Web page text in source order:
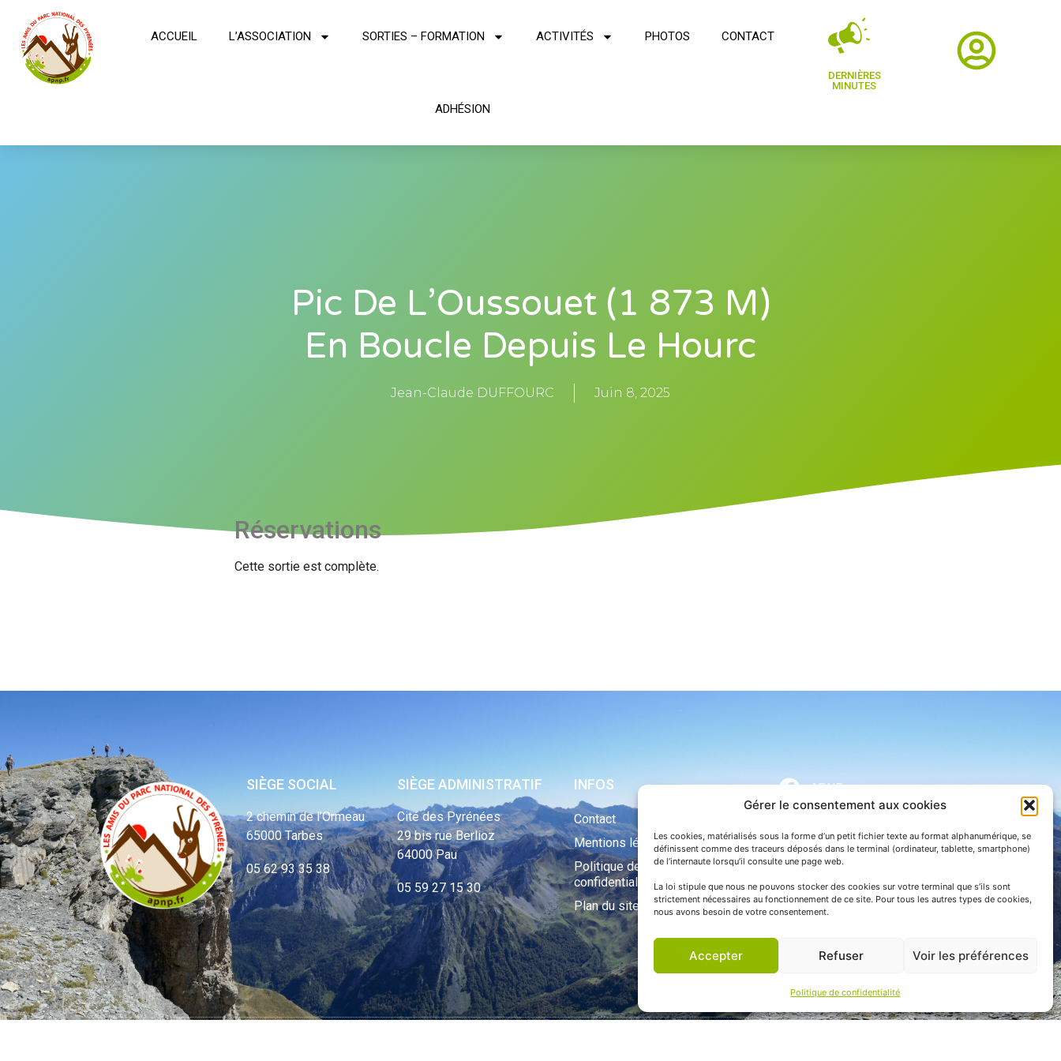
Gérer le consentement aux cookies
Les cookies, matérialisés sous la forme d’un petit fichier texte au format alphanumérique, se
définissent comme des traceurs déposés dans le terminal (ordinateur, tablette, smartphone)
de l’internaute lorsqu’il consulte une page web.
La loi stipule que nous ne pouvons stocker des cookies sur votre terminal que s’ils sont
strictement nécessaires au fonctionnement de ce site. Pour tous les autres types de cookies,
nous avons besoin de votre consentement.
Accepter Refuser Voir les préférences
Politique de confidentialité
ACCUEIL L’ASSOCIATION SORTIES – FORMATION ACTIVITÉS PHOTOS CONTACT
ADHÉSION
DERNIÈRES
MINUTES
Pic De L’Oussouet (1 873 M)
En Boucle Depuis Le Hourc
Jean-Claude DUFFOURC Juin 8, 2025
Réservations
Cette sortie est complète.
SIÈGE SOCIAL
2 chemin de l’Ormeau
65000 Tarbes
05 62 93 35 38
SIÈGE ADMINISTRATIF
Cité des Pyrénées
29 bis rue Berlioz
64000 Pau
05 59 27 15 30
INFOS
Contact
Mentions légales
Politique de
confidentialité
Plan du site
APNP
Parc national des Pyrénées